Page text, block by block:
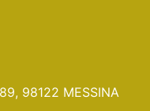
98122 MESSINA